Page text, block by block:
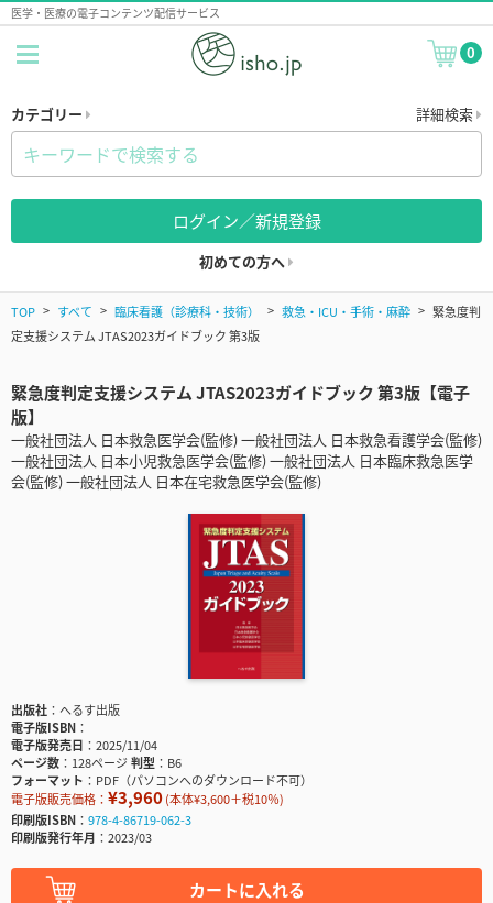
医学・医療の電子コンテンツ配信サービス
0
カテゴリー 詳細検索
ログイン／新規登録
初めての方へ
TOP すべて 臨床看護（診療科・技術） 救急・ICU・手術・麻酔
緊急度判
定支援システム JTAS2023ガイドブック 第3版
緊急度判定支援システム JTAS2023ガイドブック 第3版【電子
版】
一般社団法人 日本救急医学会(監修) 一般社団法人 日本救急看護学会(監修)
一般社団法人 日本小児救急医学会(監修) 一般社団法人 日本臨床救急医学
会(監修) 一般社団法人 日本在宅救急医学会(監修)
出版社
へるす出版
電子版ISBN
電子版発売日
2025/11/04
ページ数
128ページ判型
B6
フォーマット
PDF（パソコンへのダウンロード不可）
電子版販売価格： ¥3,960(本体¥3,600＋税10％)
印刷版ISBN
978-4-86719-062-3
印刷版発行年月
2023/03
カートに入れる